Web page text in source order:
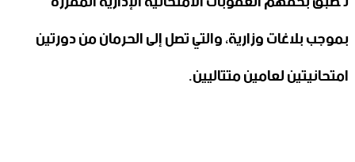
بموجب بلاغات وزارية، والتي تصل إلى الحرمان من دورتين
امتحانيتين لعامين متتاليين.